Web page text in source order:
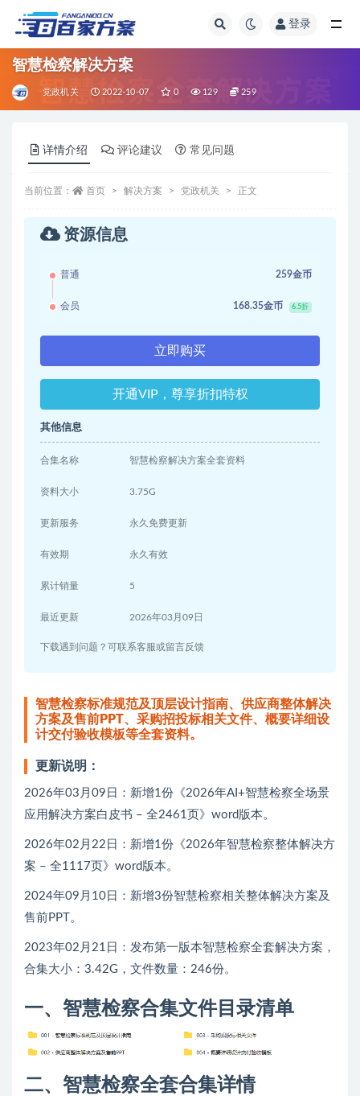
登录
智慧检察解决方案
党政机关 2022-10-07 0 129 259
详情介绍 评论建议 常见问题
当前位置： 首页 解决方案 党政机关 正文
资源信息
普通 259金币
会员 168.35金币 6.5折
立即购买
开通VIP，尊享折扣特权
其他信息
合集名称 智慧检察解决方案全套资料
资料大小 3.75G
更新服务 永久免费更新
有效期 永久有效
累计销量 5
最近更新 2026年03月09日
下载遇到问题？可联系客服或留言反馈
智慧检察标准规范及顶层设计指南、供应商整体解决
方案及售前PPT、采购招投标相关文件、概要详细设
计交付验收模板等全套资料。
更新说明：
2026年03月09日：新增1份《2026年AI+智慧检察全场景
应用解决方案白皮书 – 全2461页》word版本。
2026年02月22日：新增1份《2026年智慧检察整体解决方
案 – 全1117页》word版本。
2024年09月10日：新增3份智慧检察相关整体解决方案及
售前PPT。
2023年02月21日：发布第一版本智慧检察全套解决方案，
合集大小：3.42G，文件数量：246份。
一、智慧检察合集文件目录清单
二、智慧检察全套合集详情